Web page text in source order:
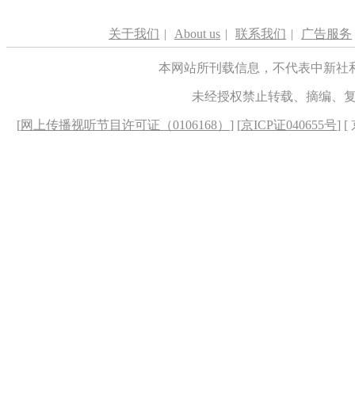
关于我们 | About us | 联系我们 | 广告服务
本网站所刊载信息，不代表中新
未经授权禁止转载、摘编、
[网上传播视听节目许可证（0106168） ] [京ICP证040655号] [